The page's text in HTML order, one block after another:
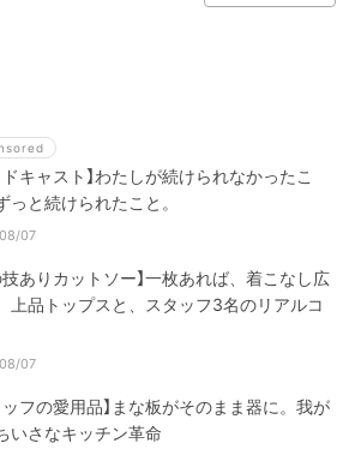
ドキャスト】わたしが続けられなかったこ
っと続けられたこと。
07
技ありカットソー】一枚あれば、着こなし広
上品トップスと、スタッフ3名のリアルコ
07
ッフの愛用品】まな板がそのまま器に。我が
いさなキッチン革命